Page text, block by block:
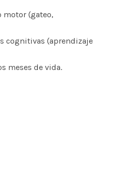
motor (gateo,
cognitivas (aprendizaje
meses de vida.